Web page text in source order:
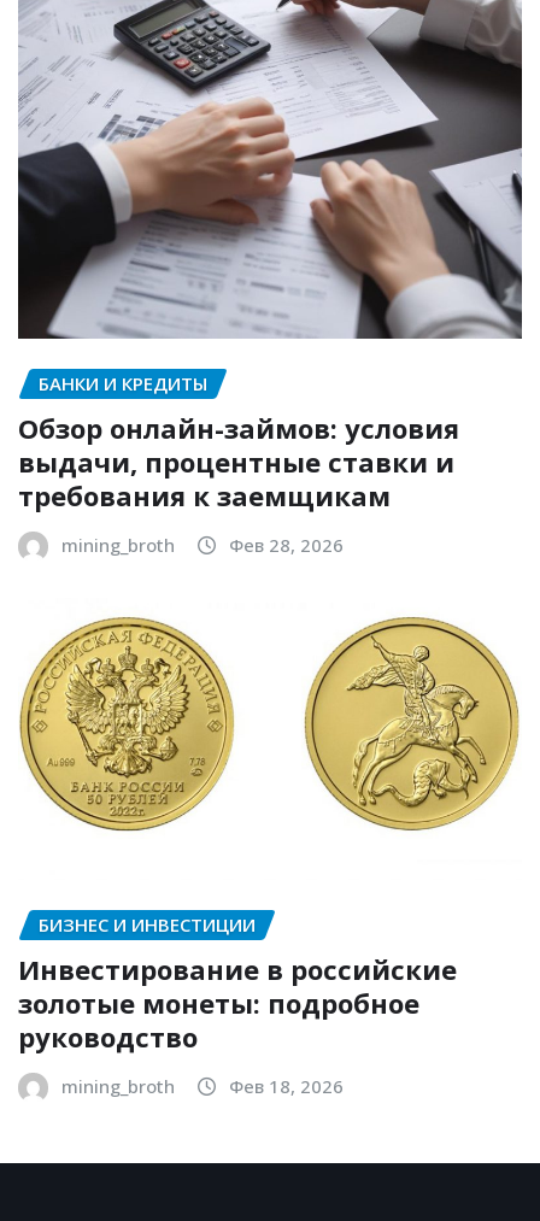
БАНКИ И КРЕДИТЫ
Обзор онлайн-займов: условия
выдачи, процентные ставки и
требования к заемщикам
mining_broth Фев 28, 2026
БИЗНЕС И ИНВЕСТИЦИИ
Инвестирование в российские
золотые монеты: подробное
руководство
mining_broth Фев 18, 2026